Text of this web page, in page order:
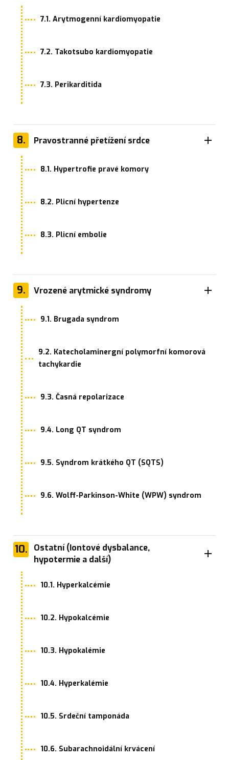
7.1. Arytmogenní kardiomyopatie
7.2. Takotsubo kardiomyopatie
7.3. Perikarditida
8. Pravostranné přetížení srdce
8.1. Hypertrofie pravé komory
8.2. Plicní hypertenze
8.3. Plicní embolie
9. Vrozené arytmické syndromy
9.1. Brugada syndrom
9.2. Katecholaminergní polymorfní komorová
tachykardie
9.3. Časná repolarizace
9.4. Long QT syndrom
9.5. Syndrom krátkého QT (SQTS)
9.6. Wolff-Parkinson-White (WPW) syndrom
10.
Ostatní (Iontové dysbalance,
hypotermie a další)
10.1. Hyperkalcémie
10.2. Hypokalcémie
10.3. Hypokalémie
10.4. Hyperkalémie
10.5. Srdeční tamponáda
10.6. Subarachnoidální krvácení